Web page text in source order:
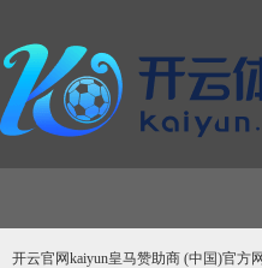
开云官网kaiyun皇马赞助商 (中国)官方